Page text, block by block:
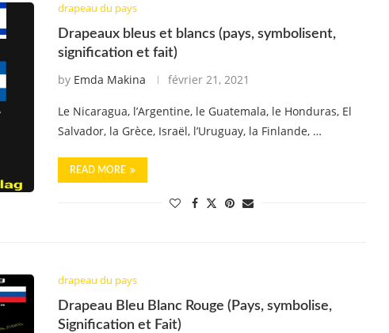
drapeau du pays
Drapeaux bleus et blancs (pays, symbolisent,
signification et fait)
by Emda Makina février 21, 2021
Le Nicaragua, l’Argentine, le Guatemala, le Honduras, El
Salvador, la Grèce, Israël, l’Uruguay, la Finlande, …
READ MORE
drapeau du pays
Drapeau Bleu Blanc Rouge (Pays, symbolise,
Signification et Fait)